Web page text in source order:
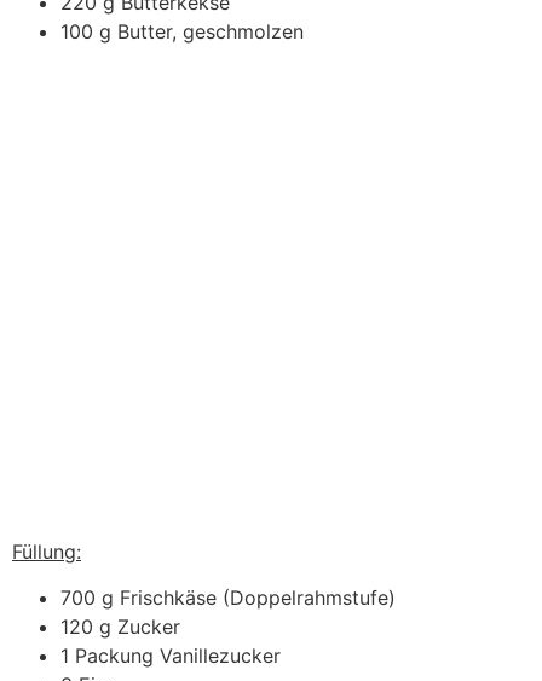
100 g Butter, geschmolzen
Füllung:
700 g Frischkäse (Doppelrahmstufe)
120 g Zucker
1 Packung Vanillezucker